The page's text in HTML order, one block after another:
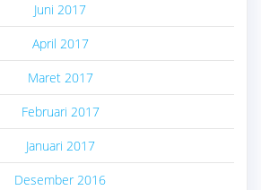
Juni 2017
April 2017
Maret 2017
Februari 2017
Januari 2017
Desember 2016